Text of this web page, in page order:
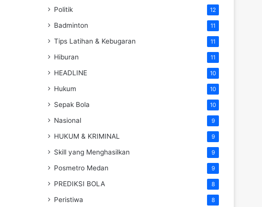
Politik 12
Badminton 11
Tips Latihan & Kebugaran 11
Hiburan 11
HEADLINE 10
Hukum 10
Sepak Bola 10
Nasional 9
HUKUM & KRIMINAL 9
Skill yang Menghasilkan 9
Posmetro Medan 9
PREDIKSI BOLA 8
Peristiwa 8